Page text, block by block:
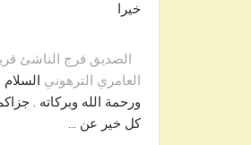
خيرا
الصديق فرج الناشئ
العامري الترهوني
ورحمة الله وبركاته .
كل خير عن …